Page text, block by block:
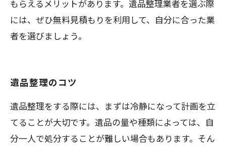
もらえるメリットがあります。遺品整理業者を選ぶ際
には、ぜひ無料見積もりを利用して、自分に合った業
者を選びましょう。
遺品整理のコツ
遺品整理をする際には、まずは冷静になって計画を立
てることが大切です。遺品の量や種類によっては、自
分一人で処分することが難しい場合もあります。そん